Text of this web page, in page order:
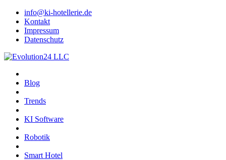
info@ki-hotellerie.de
Kontakt
Impressum
Datenschutz
Blog
Trends
KI Software
Robotik
Smart Hotel